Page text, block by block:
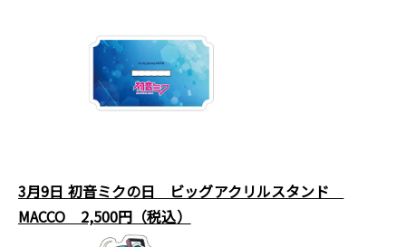
3月9日 初音ミクの日 ビッグアクリルスタンド
MACCO 2,500円（税込）